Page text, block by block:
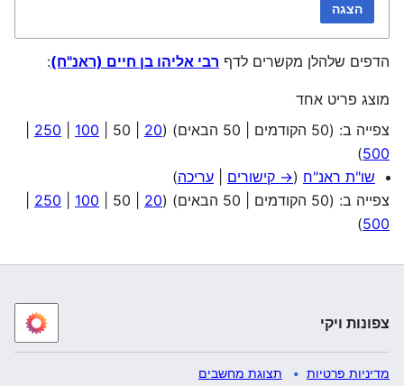
הצגה
הדפים שלהלן מקשרים לדף רבי אליהו בן חיים (ראנ"ח):
מוצג פריט אחד
צפייה ב: (50 הקודמים 50 הבאים ) (
20
50
100
250
500
)
שו"ת ראנ"ח (→ קישורים עריכה)
צפייה ב: (50 הקודמים 50 הבאים ) (
20
50
100
250
500
)
צפונות ויקי
מדיניות פרטיות תצוגת מחשבים